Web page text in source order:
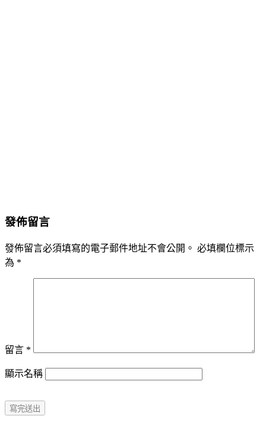
發佈留言
發佈留言必須填寫的電子郵件地址不會公開。 必填欄位標示
為 *
留言 *
顯示名稱